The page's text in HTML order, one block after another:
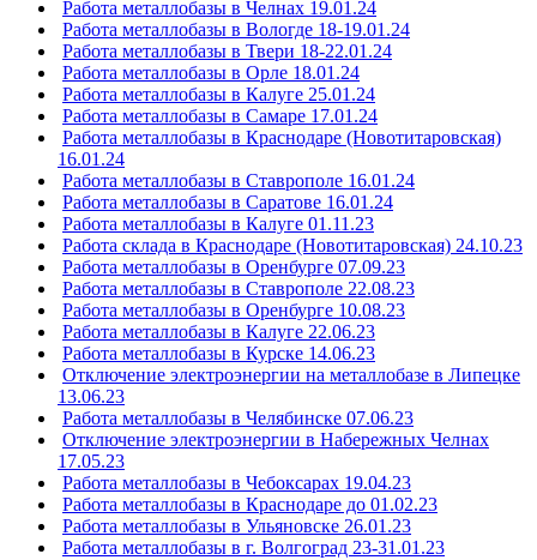
Работа металлобазы в Челнах 19.01.24
Работа металлобазы в Вологде 18-19.01.24
Работа металлобазы в Твери 18-22.01.24
Работа металлобазы в Орле 18.01.24
Работа металлобазы в Калуге 25.01.24
Работа металлобазы в Самаре 17.01.24
Работа металлобазы в Краснодаре (Новотитаровская)
16.01.24
Работа металлобазы в Ставрополе 16.01.24
Работа металлобазы в Саратове 16.01.24
Работа металлобазы в Калуге 01.11.23
Работа склада в Краснодаре (Новотитаровская) 24.10.23
Работа металлобазы в Оренбурге 07.09.23
Работа металлобазы в Ставрополе 22.08.23
Работа металлобазы в Оренбурге 10.08.23
Работа металлобазы в Калуге 22.06.23
Работа металлобазы в Курске 14.06.23
Отключение электроэнергии на металлобазе в Липецке
13.06.23
Работа металлобазы в Челябинске 07.06.23
Отключение электроэнергии в Набережных Челнах
17.05.23
Работа металлобазы в Чебоксарах 19.04.23
Работа металлобазы в Краснодаре до 01.02.23
Работа металлобазы в Ульяновске 26.01.23
Работа металлобазы в г. Волгоград 23-31.01.23